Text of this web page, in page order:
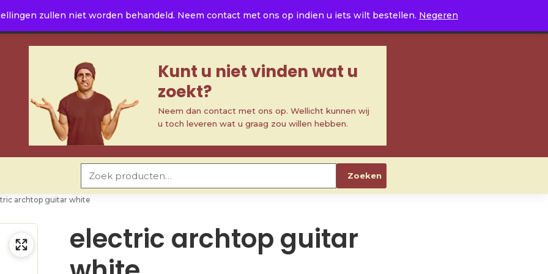
zullen niet worden behandeld. Neem contact met ons op indien u iets wilt bestellen. Negeren
Kunt u niet vinden wat u
zoekt?
Neem dan contact met ons op. Wellicht kunnen wij
u toch leveren wat u graag zou willen hebben.
Zoeken
archtop guitar white
electric archtop guitar